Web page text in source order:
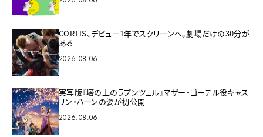
CORTIS、デビュー1年でスクリーンへ。劇場だけの30分が
ある
2026.08.06
実写版『塔の上のラプンツェル』マザー・ゴーテル役キャス
リン・ハーンの姿が初公開
2026.08.06